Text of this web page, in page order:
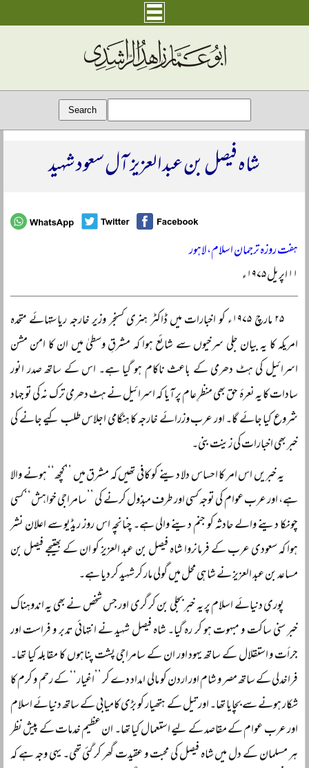
شاہ فیصل بن عبد العزیز آل سعود شہید
ہفت روزہ ترجمان اسلام، لاہور
۱۱ اپریل ۱۹۷۵ء
۲۵ مارچ ۱۹۷۵ء کو اخبارات میں ڈاکٹر ہنری کسنجر وزیر خارجہ ریاستہائے متحدہ
امریکہ کا یہ بیان جلی سرخیوں سے شائع ہوا کہ مشرقِ وسطیٰ میں ان کا امن مشن
اسرائیل کی ہٹ دھرمی کے باعث ناکام ہو گیا ہے۔ اس کے ساتھ صدر انور
سادات کا یہ نعرۂ حق بھی منظرِ عام پر آیا کہ اسرائیل نے ہٹ دھرمی ترک نہ کی تو جہاد
شروع کیا جائے گا۔ اور عرب وزرائے خارجہ کا ہنگامی اجلاس طلب کیے جانے کی
خبر بھی اخبارات کی زینت بنی۔
یہ خبریں اس امر کا احساس دلا دینے کو کافی تھیں کہ مشرق میں ’’کچھ‘‘ ہونے والا
ہے، اور عرب عوام کی توجہ کسی اور طرف مبذول کرنے کی ’’سامراجی خواہش‘‘ کسی
چونکا دینے والے حادثہ کو جنم دینے والی ہے۔ چنانچہ اس روز ریڈیو سے اعلان نشر
ہوا کہ سعودی عرب کے فرمانروا شاہ فیصل بن عبد العزیز کو ان کے بھتیجے فیصل بن
مساعد بن عبد العزیز نے شاہی محل میں گولی مار کر شہید کر دیا ہے۔
پوری دنیائے اسلام پر یہ خبر بجلی بن کر گری اور جس شخص نے بھی یہ اندوہناک
خبر سنی ساکت و مبہوت ہو کر رہ گیا۔ شاہ فیصل شہید نے انتہائی تدبر و فراست اور
جرأت و استقلال کے ساتھ یہود اور ان کے سامراجی پشت پناہوں کا مقابلہ کیا تھا۔
فراخدلی کے ساتھ مصر و شام اور اردن کو مالی امداد دے کر ’’اغیار‘‘ کے رحم و کرم کا
شکار ہونے سے بچایا تھا۔ اور تیل کے ہتھیار کو بڑی کامیابی کے ساتھ دنیائے اسلام
اور عرب عوام کے مقاصد کے لیے استعمال کیا تھا۔ ان عظیم خدمات کے پیش نظر
ہر مسلمان کے دل میں شاہ فیصل کی محبت و عقیدت گھر کر گئی تھی۔ یہی وجہ ہے کہ